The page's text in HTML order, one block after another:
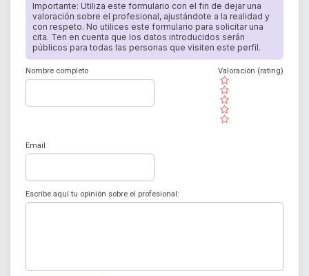
Importante: Utiliza este formulario con el fin de dejar una
valoración sobre el profesional, ajustándote a la realidad y
con respeto. No utilices este formulario para solicitar una
cita. Ten en cuenta que los datos introducidos serán
públicos para todas las personas que visiten este perfil.
Nombre completo
( )
( )
( )
( )
( )
Valoración (rating)
Email
Escribe aquí tu opinión sobre el profesional: